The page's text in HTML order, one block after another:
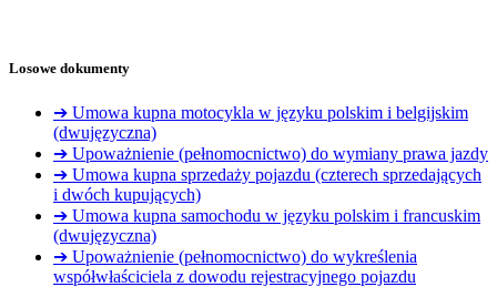
Losowe dokumenty
➔ Umowa kupna motocykla w języku polskim i belgijskim
(dwujęzyczna)
➔ Upoważnienie (pełnomocnictwo) do wymiany prawa jazdy
➔ Umowa kupna sprzedaży pojazdu (czterech sprzedających
i dwóch kupujących)
➔ Umowa kupna samochodu w języku polskim i francuskim
(dwujęzyczna)
➔ Upoważnienie (pełnomocnictwo) do wykreślenia
współwłaściciela z dowodu rejestracyjnego pojazdu